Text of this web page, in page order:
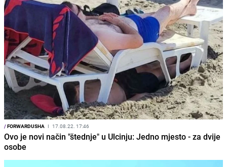
/FORWARDUSHA I 17.08.22. 17:46
Ovo je novi način "štednje" u Ulcinju: Jedno mjesto - za dvije
osobe